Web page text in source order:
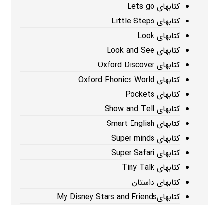
کتابهای Lets go
کتابهای Little Steps
کتابهای Look
کتابهای Look and See
کتابهای Oxford Discover
کتابهای Oxford Phonics World
کتابهای Pockets
کتابهای Show and Tell
کتابهای Smart English
کتابهای Super minds
کتابهای Super Safari
کتابهای Tiny Talk
کتابهای داستان
کتابهایMy Disney Stars and Friends